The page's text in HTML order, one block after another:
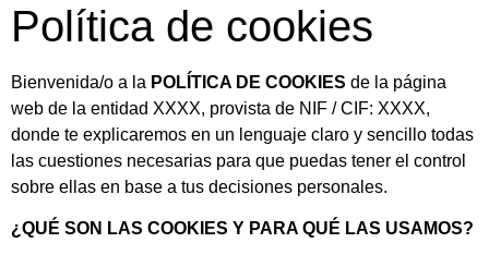
Política de cookies
Bienvenida/o a la POLÍTICA DE COOKIES de la página
web de la entidad XXXX, provista de NIF / CIF: XXXX,
donde te explicaremos en un lenguaje claro y sencillo todas
las cuestiones necesarias para que puedas tener el control
sobre ellas en base a tus decisiones personales.
¿QUÉ SON LAS COOKIES Y PARA QUÉ LAS USAMOS?